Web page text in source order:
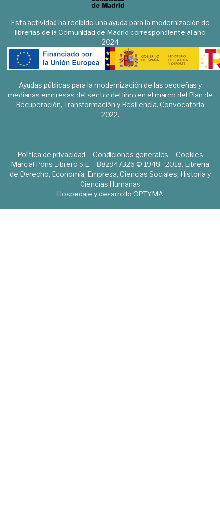
Esta actividad ha recibido una ayuda para la modernización de
librerías de la Comunidad de Madrid correspondiente al año
2024
Ayudas públicas para la modernización de las pequeñas y
medianas empresas del sector del libro en el marco del Plan de
Recuperación, Transformación y Resiliencia. Convocatoria
2022.
Política de privacidad Condiciones generales
Cookies
Marcial Pons Librero S.L. - B82947326 © 1948 - 2018. Librería
de Derecho, Economía, Empresa, Ciencias Sociales, Historia y
Ciencias Humanas
Hospedaje y desarrollo OPTYMA